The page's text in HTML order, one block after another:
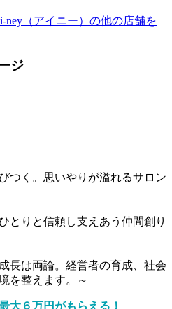
（アイニー）の他の店舗を
ジ
つく。思いやりが溢れるサロン
とりと信頼し支えあう仲間創り
長は両論。経営者の育成、社会
を整えます。～
大６万円がもらえる！